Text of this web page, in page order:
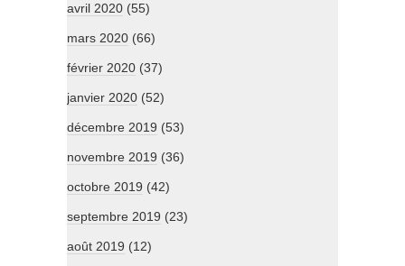
avril 2020 (55)
mars 2020 (66)
février 2020 (37)
janvier 2020 (52)
décembre 2019 (53)
novembre 2019 (36)
octobre 2019 (42)
septembre 2019 (23)
août 2019 (12)